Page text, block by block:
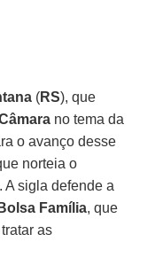
(RS), que
no tema da
o avanço desse
norteia o
. A sigla defende a
Bolsa Família, que
as